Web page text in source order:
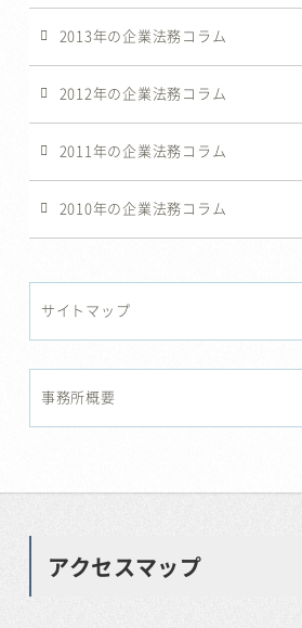
2013年の企業法務コラム
2012年の企業法務コラム
2011年の企業法務コラム
2010年の企業法務コラム
サイトマップ
事務所概要
アクセスマップ